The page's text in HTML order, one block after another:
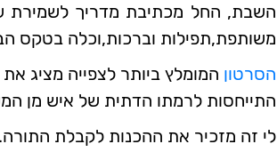
השבת, החל מכתיבת מדריך לשמירת
משותפת,תפילות וברכות,וכלה בטקס
הסרטון המומלץ ביותר לצפייה מציג
התייחסות לרמתו הדתית של איש מן
לי זה מזכיר את ההכנות לקבלת התורה.